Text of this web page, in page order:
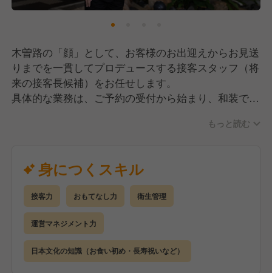
木曽路の「顔」として、お客様のお出迎えからお見送
りまでを一貫してプロデュースする接客スタッフ（将
来の接客長候補）をお任せします。
具体的な業務は、ご予約の受付から始まり、和装での
ゃぶ」をお席で仕上げる調理提供まで多岐にわたりま
ルギー情報を把握し、会話を通じてパーソナルなおも
てなしを提供することが大きな役割です。
将来的には、現場の品質を保つリーダーとして、後輩
スタッフの育成や店長・料理長と連携した店舗運営の
サポートも担っていただきます。充実した研修制度が
あるため、まずは着付けや作法といった日本の伝統美
を体現するスキルを習得することからスタートし、着
実にステップアップを目指せる環境です。
もっと読む
身につくスキル
接客力 おもてなし力 衛生管理
運営マネジメント力
日本文化の知識（お食い初め・長寿祝いなど）